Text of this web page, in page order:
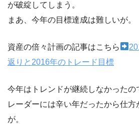
が破綻してしまう。
まあ、今年の目標達成は難しいが。
資産の倍々計画の記事はこちら
返りと2016年のトレード目標
今年はトレンドが継続しなかったの
レーダーには辛い年だったから仕
が。